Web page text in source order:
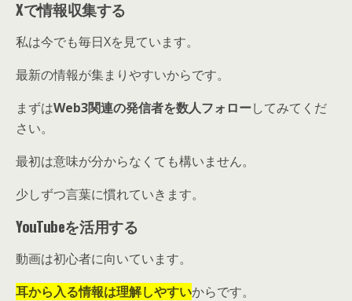
Xで情報収集する
私は今でも毎日Xを見ています。
最新の情報が集まりやすいからです。
まずはWeb3関連の発信者を数人フォローしてみてくだ
さい。
最初は意味が分からなくても構いません。
少しずつ言葉に慣れていきます。
YouTubeを活用する
動画は初心者に向いています。
耳から入る情報は理解しやすいからです。